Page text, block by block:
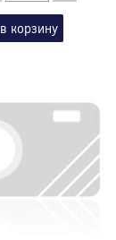
в корзину